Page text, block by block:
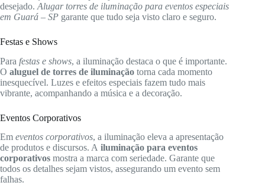
desejado. Alugar torres de iluminação para eventos especiais
em Guará – SP garante que tudo seja visto claro e seguro.
Festas e Shows
Para festas e shows, a iluminação destaca o que é importante.
O aluguel de torres de iluminação torna cada momento
inesquecível. Luzes e efeitos especiais fazem tudo mais
vibrante, acompanhando a música e a decoração.
Eventos Corporativos
Em eventos corporativos, a iluminação eleva a apresentação
de produtos e discursos. A iluminação para eventos
corporativos mostra a marca com seriedade. Garante que
todos os detalhes sejam vistos, assegurando um evento sem
falhas.